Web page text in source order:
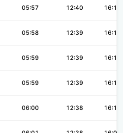
05:57 12:40 16:12
05:58 12:39 16:11
05:59 12:39 16:11
05:59 12:39 16:10
06:00 12:38 16:10